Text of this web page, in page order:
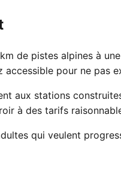
de pistes alpines à
accessible pour ne pas
aux stations
à des tarifs
qui veulent